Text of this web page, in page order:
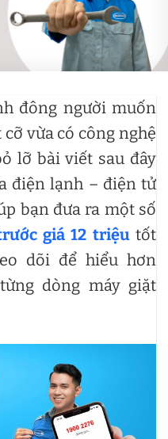
đông người muốn
vừa có công nghệ
lỡ bài viết sau đây
điện lạnh – điện tử
bạn đưa ra một số
giá 12 triệutốt
dõi để hiểu hơn
dòng máy giặt